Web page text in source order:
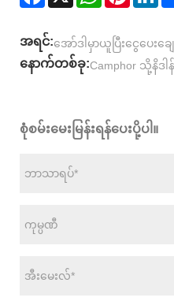
အရင်:အော်ဒါမှာယူပြီးငွေပေ
နောက်တစ်ခု:Camphor သို့နိဒါန်
စုံစမ်းမေးမြန်းရန်ပေးပို့ပါ။